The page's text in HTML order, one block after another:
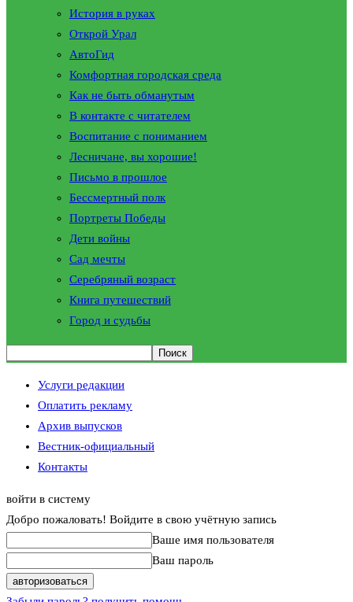
История в руках
Открой Урал
АвтоГид
Комфортная городская среда
Как не быть обманутым
В контакте с читателем
Воспитание с пониманием
Лесничане, вы хорошие!
Письмо в прошлое
Бессмертный полк
Портреты Победы
Дети войны
Сад мечты
Серебряный возраст
Книга путешествий
Город и судьбы
Услуги редакции
Оплатить рекламу
Архив выпусков
Вестник-официальный
Контакты
войти в систему
Добро пожаловать! Войдите в свою учётную запись
Ваше имя пользователя
Ваш пароль